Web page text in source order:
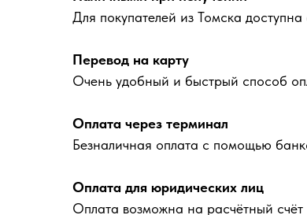
Для покупателей из Томска
Перевод на карту
Очень удобный и быстрый способ
Оплата через терминал
Безналичная оплата с помощью
Оплата для юридических лиц
Оплата возможна на расчётный